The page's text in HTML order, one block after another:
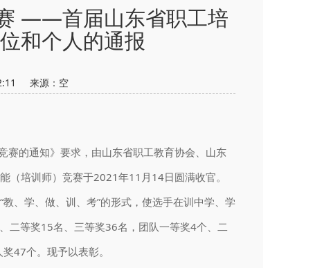
——首届山东省职工培
和个人的通报
来源： 空
的通知》要求，由山东省职工教育协会、山东
培训师）竞赛于2021年11月14日圆满收官。
、学、做、训、考”的形式，使选手在训中学、学
二等奖15名、三等奖36名，团队一等奖4个、二
47个。现予以表彰。